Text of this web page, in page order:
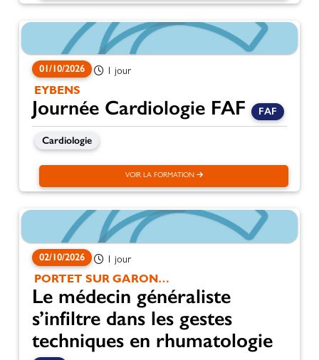
01/10/2026 1 jour
EYBENS
Journée Cardiologie FAF FAF
Cardiologie
VOIR LA FORMATION
02/10/2026 1 jour
PORTET SUR GARONNE
Le médecin généraliste
s’infiltre dans les gestes
techniques en rhumatologie